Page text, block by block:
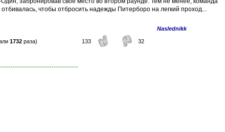
чтобы отбросить надежды Питерборо на легкий проход...
Naslednikk
1732раза) 133 32